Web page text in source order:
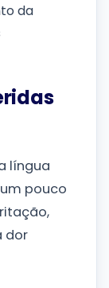
da
língua
pouco
dor